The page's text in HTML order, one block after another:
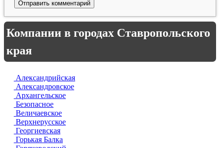
Компании в городах Ставропольского
края
Александрийская
Александровское
Архангельское
Безопасное
Величаевское
Верхнерусское
Георгиевская
Горькая Балка